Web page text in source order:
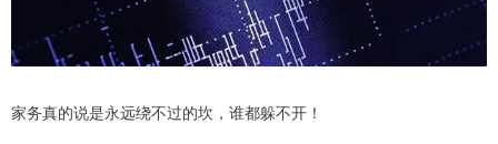
家务真的说是永远绕不过的坎，谁都躲不开！